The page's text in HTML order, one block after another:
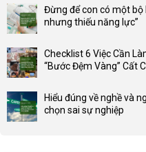
Lợi
thế
sức
mạnh
network
gia
đình
bình
luận
Đầu
tư
sớm:
Chiến
Đừng để con có một bộ
nhưng thiếu năng lực”
bình
luận
Đừng
để
con
Checklist 6 Việc Cần
“Bước Đệm Vàng” Cất
bình
luận
Hiểu đúng về nghề và
chọn sai sự nghiệp